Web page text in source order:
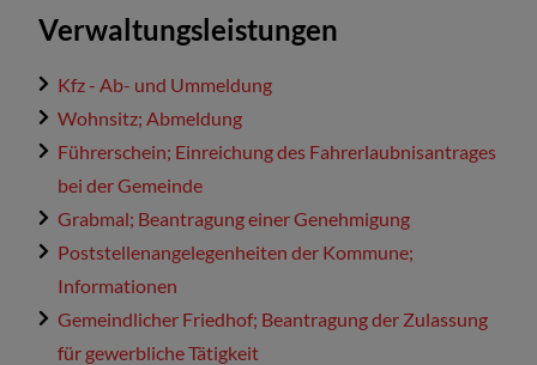
Verwaltungsleistungen
Kfz - Ab- und Ummeldung
Wohnsitz; Abmeldung
Führerschein; Einreichung des Fahrerlaubnisantrages
bei der Gemeinde
Grabmal; Beantragung einer Genehmigung
Poststellenangelegenheiten der Kommune;
Informationen
Gemeindlicher Friedhof; Beantragung der Zulassung
für gewerbliche Tätigkeit